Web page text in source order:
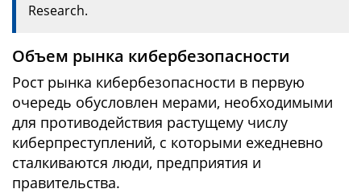
Research.
Объем рынка кибербезопасности
Рост рынка кибербезопасности в первую
очередь обусловлен мерами, необходимыми
для противодействия растущему числу
киберпреступлений, с которыми ежедневно
сталкиваются люди, предприятия и
правительства.